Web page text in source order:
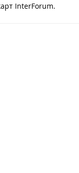
InterForum.